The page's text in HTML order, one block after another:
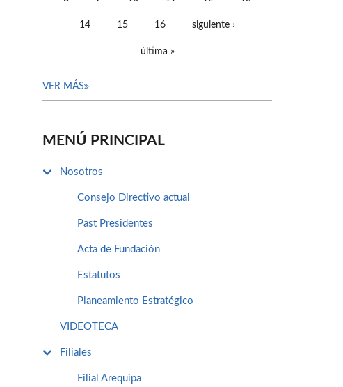
14 15 16 siguiente ›
última »
VER MÁS
MENÚ PRINCIPAL
Nosotros
Consejo Directivo actual
Past Presidentes
Acta de Fundación
Estatutos
Planeamiento Estratégico
VIDEOTECA
Filiales
Filial Arequipa